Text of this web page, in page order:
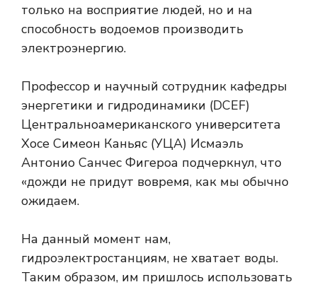
только на восприятие людей, но и на
способность водоемов производить
электроэнергию.
Профессор и научный сотрудник кафедры
энергетики и гидродинамики (DCEF)
Центральноамериканского университета
Хосе Симеон Каньяс (УЦА) Исмаэль
Антонио Санчес Фигероа подчеркнул, что
«дожди не придут вовремя, как мы обычно
ожидаем.
На данный момент нам,
гидроэлектростанциям, не хватает воды.
Таким образом, им пришлось использовать